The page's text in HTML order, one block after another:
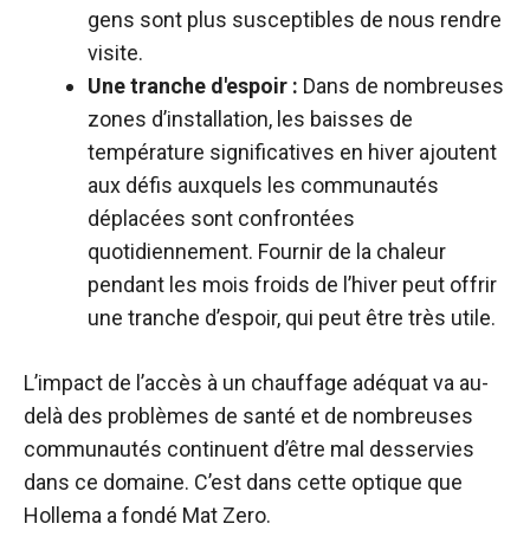
gens sont plus susceptibles de nous rendre
visite.
Une tranche d'espoir : Dans de nombreuses
zones d’installation, les baisses de
température significatives en hiver ajoutent
aux défis auxquels les communautés
déplacées sont confrontées
quotidiennement. Fournir de la chaleur
pendant les mois froids de l’hiver peut offrir
une tranche d’espoir, qui peut être très utile.
L’impact de l’accès à un chauffage adéquat va au-
delà des problèmes de santé et de nombreuses
communautés continuent d’être mal desservies
dans ce domaine. C’est dans cette optique que
Hollema a fondé Mat Zero.